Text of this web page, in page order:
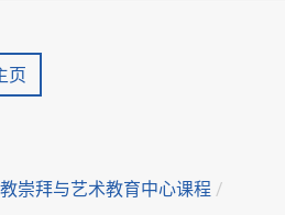
页
崇拜与艺术教育中心课程 /